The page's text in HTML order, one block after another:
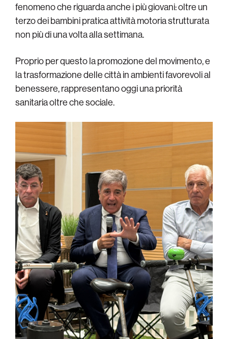
fenomeno che riguarda anche i più giovani: oltre un
terzo dei bambini pratica attività motoria strutturata
non più di una volta alla settimana.
Proprio per questo la promozione del movimento, e
la trasformazione delle città in ambienti favorevoli al
benessere, rappresentano oggi una priorità
sanitaria oltre che sociale.